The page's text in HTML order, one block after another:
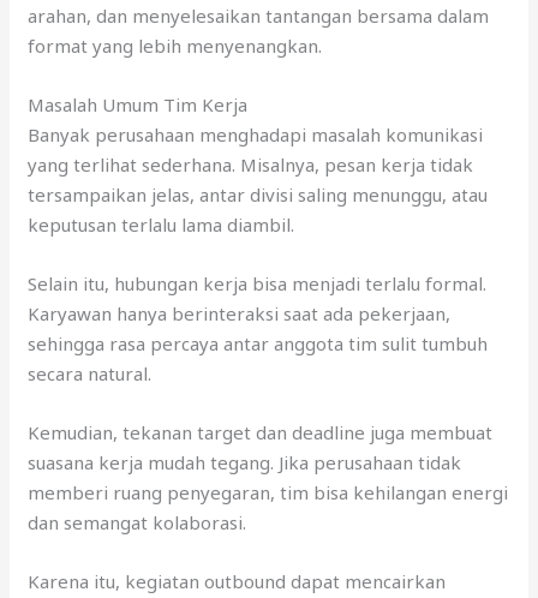
arahan, dan menyelesaikan tantangan bersama dalam
format yang lebih menyenangkan.
Masalah Umum Tim Kerja
Banyak perusahaan menghadapi masalah komunikasi
yang terlihat sederhana. Misalnya, pesan kerja tidak
tersampaikan jelas, antar divisi saling menunggu, atau
keputusan terlalu lama diambil.
Selain itu, hubungan kerja bisa menjadi terlalu formal.
Karyawan hanya berinteraksi saat ada pekerjaan,
sehingga rasa percaya antar anggota tim sulit tumbuh
secara natural.
Kemudian, tekanan target dan deadline juga membuat
suasana kerja mudah tegang. Jika perusahaan tidak
memberi ruang penyegaran, tim bisa kehilangan energi
dan semangat kolaborasi.
Karena itu, kegiatan outbound dapat mencairkan